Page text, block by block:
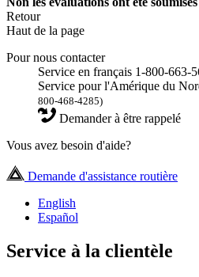
Retour
Haut de la page
Pour nous contacter
Service en français 1-800-663-
Service pour l'Amérique du
800-468-4285)
Demander à être rappelé
Vous avez besoin d'aide?
Demande d'assistance routière
English
Español
Service à la clientèle